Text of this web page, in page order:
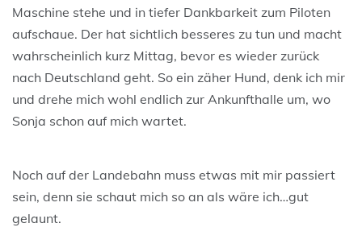
Maschine stehe und in tiefer Dankbarkeit zum Piloten
aufschaue. Der hat sichtlich besseres zu tun und macht
wahrscheinlich kurz Mittag, bevor es wieder zurück
nach Deutschland geht. So ein zäher Hund, denk ich mir
und drehe mich wohl endlich zur Ankunfthalle um, wo
Sonja schon auf mich wartet.
Noch auf der Landebahn muss etwas mit mir passiert
sein, denn sie schaut mich so an als wäre ich…gut
gelaunt.